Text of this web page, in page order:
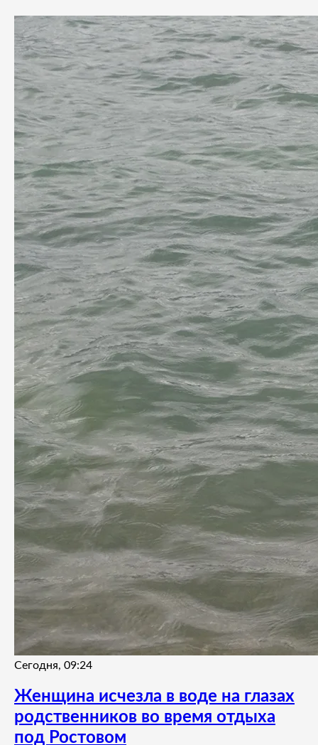
Сегодня, 09:24
Женщина исчезла в воде на глазах
родственников во время отдыха
под Ростовом